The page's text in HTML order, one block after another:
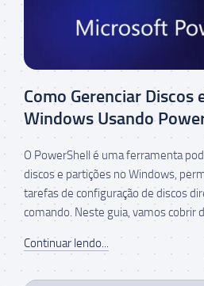
Como Gerenciar Discos
Windows Usando
O PowerShell é uma ferramenta
discos e partições no Windows,
tarefas de configuração de discos
comando. Neste guia, vamos cobrir
Continuar lendo...